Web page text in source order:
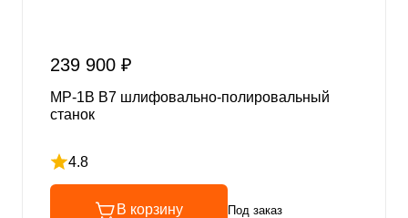
239 900 ₽
MP-1B B7 шлифовально-полировальный
станок
4.8
Рейтинг 4.8 из 5
В корзину Под заказ